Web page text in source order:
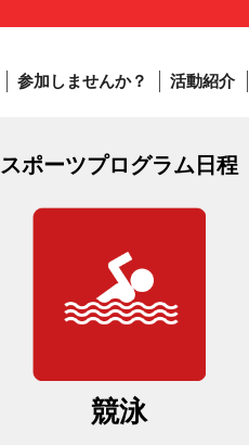
参加しませんか？ 活動紹介
スポーツプログラム日程
競泳